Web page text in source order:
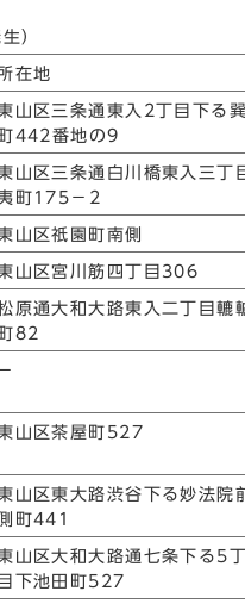
）
在地
山区三条通東入2丁目下る巽
町442番地の9
山区三条通白川橋東入三丁
町175－2
山区祇園町南側
山区宮川筋四丁目306
原通大和大路東入二丁目轆
町82
－
山区茶屋町527
山区東大路渋谷下る妙法院
町441
山区大和大路通七条下る5丁
目下池田町527